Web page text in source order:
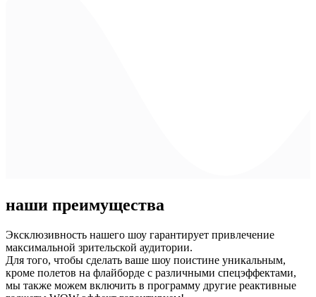
наши преимущества
Эксклюзивность нашего шоу гарантирует привлечение
максимальной зрительской аудитории.
Для того, чтобы сделать ваше шоу поистине уникальным,
кроме полетов на флайборде с различными спецэффектами,
мы также можем включить в программу другие реактивные